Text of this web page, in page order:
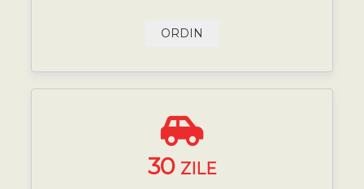
ORDIN
30 ZILE